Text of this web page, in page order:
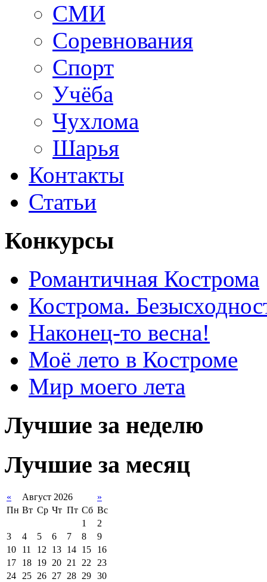
СМИ
Соревнования
Спорт
Учёба
Чухлома
Шарья
Контакты
Статьи
Конкурсы
Романтичная Кострома
Кострома.
Наконец-то весна!
Моё лето в Костроме
Мир моего лета
Лучшие за неделю
Лучшие за месяц
« Август 2026
»
Пн Вт Ср Чт Пт Сб Вс
1
2
3
4 5 6 7 8
9
10
11 12 13 14 15
16
17
18 19 20 21 22
23
24
25 26 27 28 29 30